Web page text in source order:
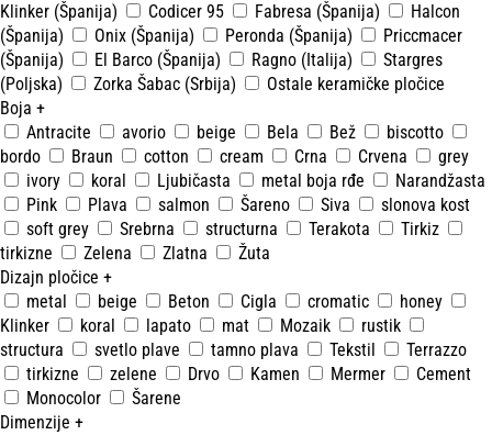
Klinker (Španija)
Codicer 95 Fabresa (Španija)
Halcon
(Španija)
Onix (Španija) Peronda (Španija)
Priccmacer
(Španija)
El Barco (Španija) Ragno (Italija)
Stargres
(Poljska)
Zorka Šabac (Srbija)
Ostale keramičke pločice
Boja +
Antracite
avorio beige Bela Bež
biscotto
bordo
Braun cotton cream Crna Crvena
grey
ivory
koral Ljubičasta metal boja rđe
Narandžasta
Pink
Plava salmon Šareno Siva
slonova kost
soft grey
Srebrna structurna Terakota
Tirkiz
tirkizne
Zelena Zlatna
Žuta
Dizajn pločice +
metal
beige Beton Cigla cromatic
honey
Klinker
koral lapato mat Mozaik
rustik
structura
svetlo plave tamno plava Tekstil
Terrazzo
tirkizne
zelene Drvo Kamen Mermer
Cement
Monocolor
Šarene
Dimenzije +